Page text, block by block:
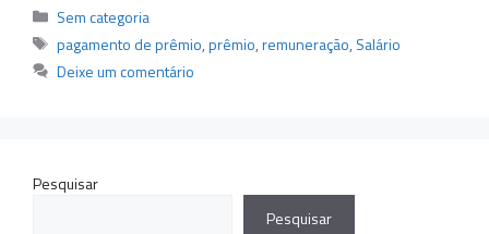
Categorias
Sem categoria
Tags
pagamento de prêmio,prêmio,remuneração, Salário
Deixe um comentário
Pesquisar
Pesquisar